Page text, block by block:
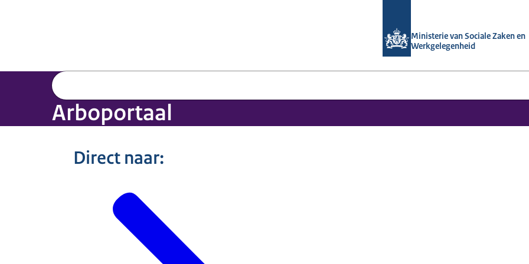
Ministerie van Sociale Zaken en
Werkgelegenheid
Arboportaal
Direct naar: